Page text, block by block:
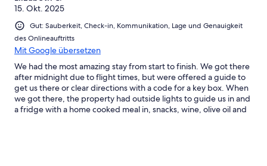
Thank you for making our stay so memorable .Would
recommend Crete and your beautiful villa every time. The
Bennetts
15. Okt. 2025
Gut: Sauberkeit, Check-in, Kommunikation, Lage und Genauigkeit
des Onlineauftritts
Mit Google übersetzen
We had the most amazing stay from start to finish. We got there
after midnight due to flight times, but were offered a guide to
get us there or clear directions with a code for a key box. When
we got there, the property had outside lights to guide us in and
a fridge with a home cooked meal in, snacks, wine, olive oil and